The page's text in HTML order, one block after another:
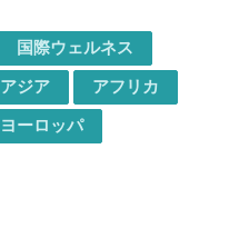
国際ウェルネス
アジア アフリカ
ヨーロッパ